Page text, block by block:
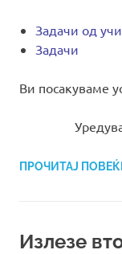
Задачи од
Задачи
Ви посакуваме
ПРОЧИТАЈ
Излезе